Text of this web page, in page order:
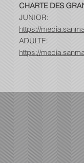
CHARTE DES
JUNIOR:
https://
ADULTE:
https://